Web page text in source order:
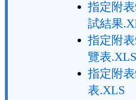
指定附
試結果
指定附
覽表.XLS
指定附
表.XLS